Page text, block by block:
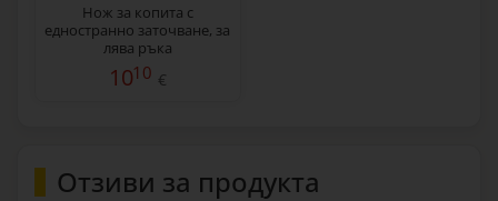
Нож за копита с
едностранно заточване, за
лява ръка
1010 €
Отзиви за продукта